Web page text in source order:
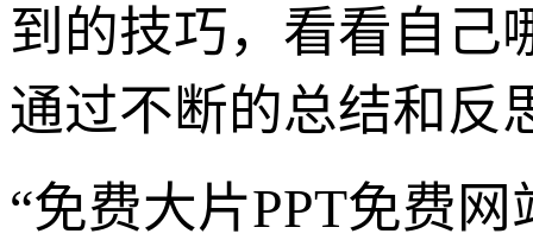
到的技巧，看看自己
通过不断的总结和反
“免费大片PPT免费